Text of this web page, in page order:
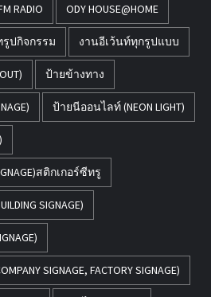
RADIO ODY HOUSE@HOME
รูปกิจกรรม งานอีเว้นท์ทุกรูปแบบ
ป้ายข้างทาง
ป้ายนีออนไลท์ (NEON LIGHT)
สติกเกอร์ซีทรู
SIGNAGE)
SIGNAGE, FACTORY SIGNAGE)